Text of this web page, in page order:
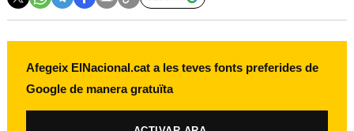
Afegeix ElNacional.cat a les teves fonts preferides de
Google de manera gratuïta